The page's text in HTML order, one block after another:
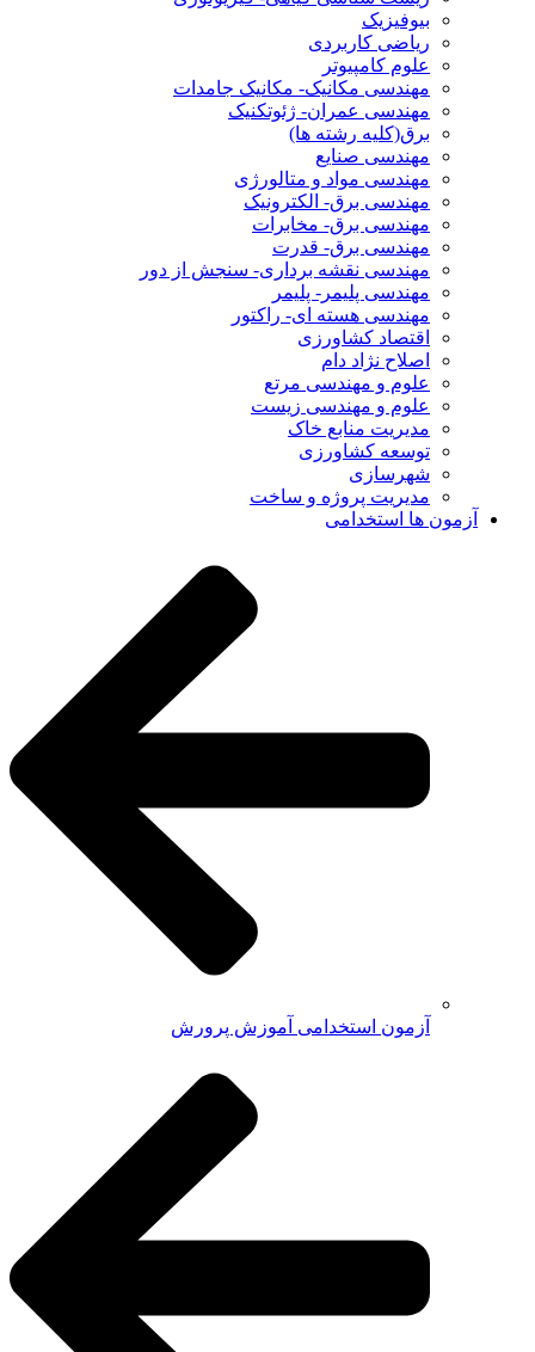
بیوفیزیک
ریاضی کاربردی
علوم کامپیوتر
مهندسی مکانیک- مکانیک جامدات
مهندسی عمران- ژئوتکنیک
برق(کلیه رشته ها)
مهندسی صنایع
مهندسی مواد و متالورژی
مهندسی برق- الکترونیک
مهندسی برق- مخابرات
مهندسی برق- قدرت
مهندسی نقشه برداری- سنجش از دور
مهندسی پلیمر- پلیمر
مهندسی هسته ای- راکتور
اقتصاد کشاورزی
اصلاح نژاد دام
علوم و مهندسی مرتع
علوم و مهندسی زیست
مدیریت منابع خاک
توسعه کشاورزی
شهرسازی
مدیریت پروژه و ساخت
آزمون ها استخدامی
آزمون استخدامی آموزش پرورش